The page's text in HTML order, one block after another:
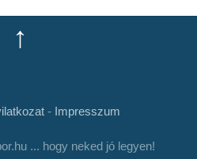
↑
- Impresszum
... hogy neked jó legyen!